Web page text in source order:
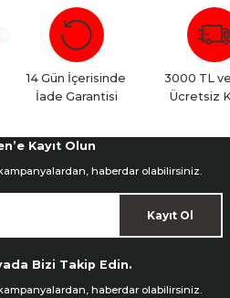
yorumu siz yapın!
Yorum Yaz
14 Gün İçerisinde
İade Garantisi
3000 TL
Ücretsiz
Kayıt Olun
haberdar olabilirsiniz.
Kayıt Ol
Bizi Takip Edin.
haberdar olabilirsiniz.